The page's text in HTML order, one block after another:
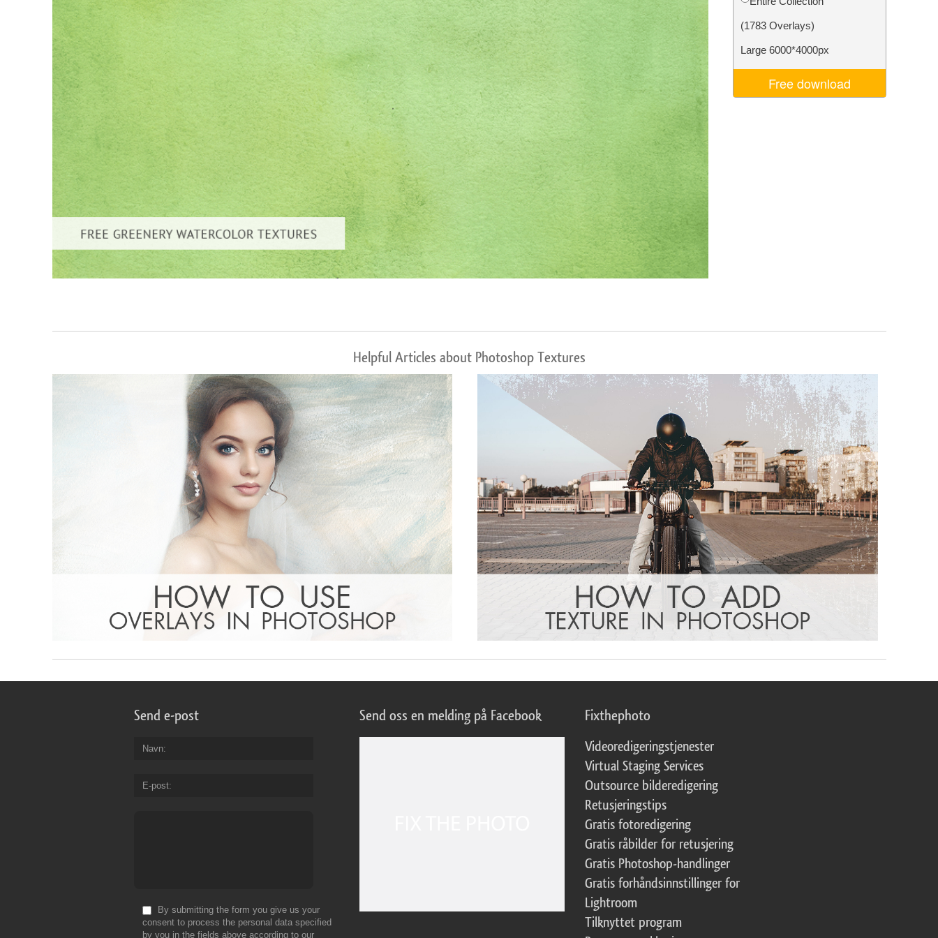
Produktfotoredigering Redigering av smykkefoto AI-treningsdata Video Editing Services
(1783 Overlays)
Large 6000*4000px
Free download
Helpful Articles about Photoshop Textures
Send e-post
Navn
E-post
By submitting the form you give us your
consent to process the personal data specified
by you in the fields above according to our
Send oss en melding på Facebook Fixthephoto
Videoredigeringstjenester
Virtual Staging Services
Outsource bilderedigering
Retusjeringstips
Gratis fotoredigering
Gratis råbilder for retusjering
Gratis Photoshop-handlinger
Gratis forhåndsinnstillinger for
Lightroom
Tilknyttet program